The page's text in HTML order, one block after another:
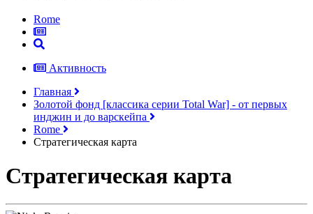
Rome
Активность
Главная
Золотой фонд [классика серии Total War] - от первых
инджин и до варскейпа
Rome
Стратегическая карта
Стратегическая карта